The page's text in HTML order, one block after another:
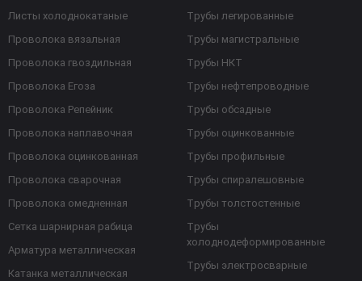
Листы холоднокатаные
Проволока вязальная
Проволока гвоздильная
Проволока Егоза
Проволока Репейник
Проволока наплавочная
Проволока оцинкованная
Проволока сварочная
Проволока омедненная
Сетка шарнирная рабица
Арматура металлическая
Катанка металлическая
Трубы легированные
Трубы магистральные
Трубы НКТ
Трубы нефтепроводные
Трубы обсадные
Трубы оцинкованные
Трубы профильные
Трубы спиралешовные
Трубы толстостенные
Трубы
холоднодеформированные
Трубы электросварные